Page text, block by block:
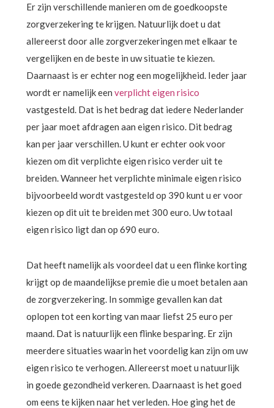
Er zijn verschillende manieren om de goedkoopste
zorgverzekering te krijgen. Natuurlijk doet u dat
allereerst door alle zorgverzekeringen met elkaar te
vergelijken en de beste in uw situatie te kiezen.
Daarnaast is er echter nog een mogelijkheid. Ieder jaar
wordt er namelijk een verplicht eigen risico
vastgesteld. Dat is het bedrag dat iedere Nederlander
per jaar moet afdragen aan eigen risico. Dit bedrag
kan per jaar verschillen. U kunt er echter ook voor
kiezen om dit verplichte eigen risico verder uit te
breiden. Wanneer het verplichte minimale eigen risico
bijvoorbeeld wordt vastgesteld op 390 kunt u er voor
kiezen op dit uit te breiden met 300 euro. Uw totaal
eigen risico ligt dan op 690 euro.
Dat heeft namelijk als voordeel dat u een flinke korting
krijgt op de maandelijkse premie die u moet betalen aan
de zorgverzekering. In sommige gevallen kan dat
oplopen tot een korting van maar liefst 25 euro per
maand. Dat is natuurlijk een flinke besparing. Er zijn
meerdere situaties waarin het voordelig kan zijn om uw
eigen risico te verhogen. Allereerst moet u natuurlijk
in goede gezondheid verkeren. Daarnaast is het goed
om eens te kijken naar het verleden. Hoe ging het de